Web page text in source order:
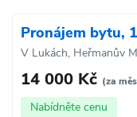
Pronájem bytu,
V Lukách, Heřmanův
14 000 Kč (za
Nabídněte cenu